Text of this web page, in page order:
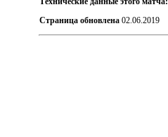
Страница обновлена 02.06.2019